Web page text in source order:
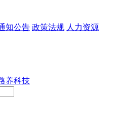
知公告 政策法规 人力资源
养科技